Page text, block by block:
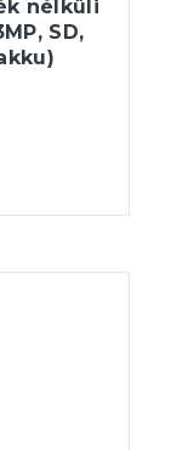
nélküli
SD,